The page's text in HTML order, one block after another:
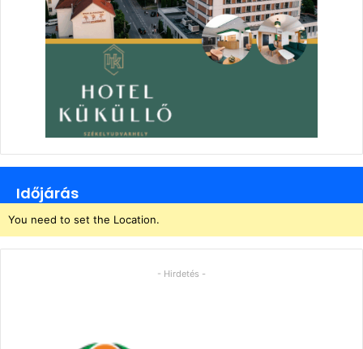
Időjárás
You need to set the Location.
- Hirdetés -